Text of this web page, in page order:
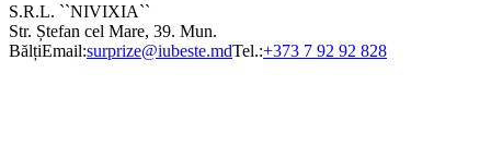
S.R.L. ``NIVIXIA``
Str. Ștefan cel Mare, 39. Mun.
BălțiEmail:surprize@iubeste.mdTel.:+373 7 92 92 828